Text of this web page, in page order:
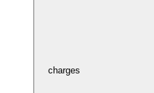
charges